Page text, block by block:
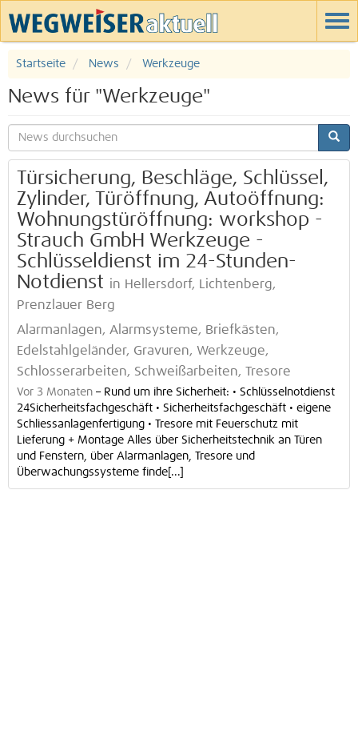
Startseite News Werkzeuge
News für "Werkzeuge"
Türsicherung, Beschläge, Schlüssel,
Zylinder, Türöffnung, Autoöffnung:
Wohnungstüröffnung: workshop -
Strauch GmbH Werkzeuge -
Schlüsseldienst im 24-Stunden-
Notdienst in Hellersdorf, Lichtenberg,
Prenzlauer Berg
Alarmanlagen, Alarmsysteme, Briefkästen,
Edelstahlgeländer, Gravuren, Werkzeuge,
Schlosserarbeiten, Schweißarbeiten, Tresore
Vor 3 Monaten – Rund um ihre Sicherheit: • Schlüsselnotdienst
24Sicherheitsfachgeschäft • Sicherheitsfachgeschäft • eigene
Schliessanlagenfertigung • Tresore mit Feuerschutz mit
Lieferung + Montage Alles über Sicherheitstechnik an Türen
und Fenstern, über Alarmanlagen, Tresore und
Überwachungssysteme finde[...]